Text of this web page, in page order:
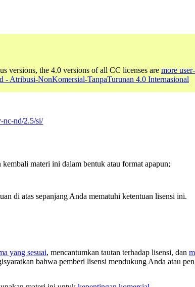
versions, the 4.0 versions of all CC licenses are more
- Atribusi-NonKomersial-TanpaTurunan 4.0 Internasional
nc-nd/2.5/si/
materi ini dalam bentuk atau format apapun;
di atas sepanjang Anda mematuhi ketentuan lisensi ini.
yang sesuai, mencantumkan tautan terhadap lisensi, dan
bahwa pemberi lisensi mendukung Anda atau